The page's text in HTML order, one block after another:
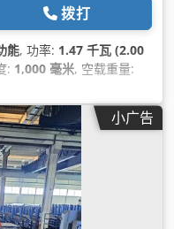
拨打
能, 功率: 1.47 千瓦 (2.00
: 1,000 毫米, 空载重量:
小广告